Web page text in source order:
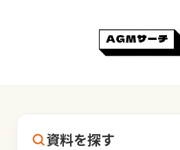
資料を探す